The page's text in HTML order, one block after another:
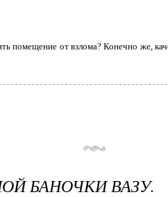
помещение от взлома? Конечно же,
БАНОЧКИ ВАЗУ.